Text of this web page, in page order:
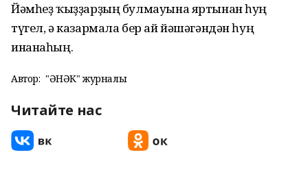
Йәмһеҙ ҡыҙҙарҙың булмауына яртынан һуң
түгел, ә казармала бер ай йәшәгәндән һуң
инанаһың.
Автор: "ҺӘНӘК" журналы
Читайте нас